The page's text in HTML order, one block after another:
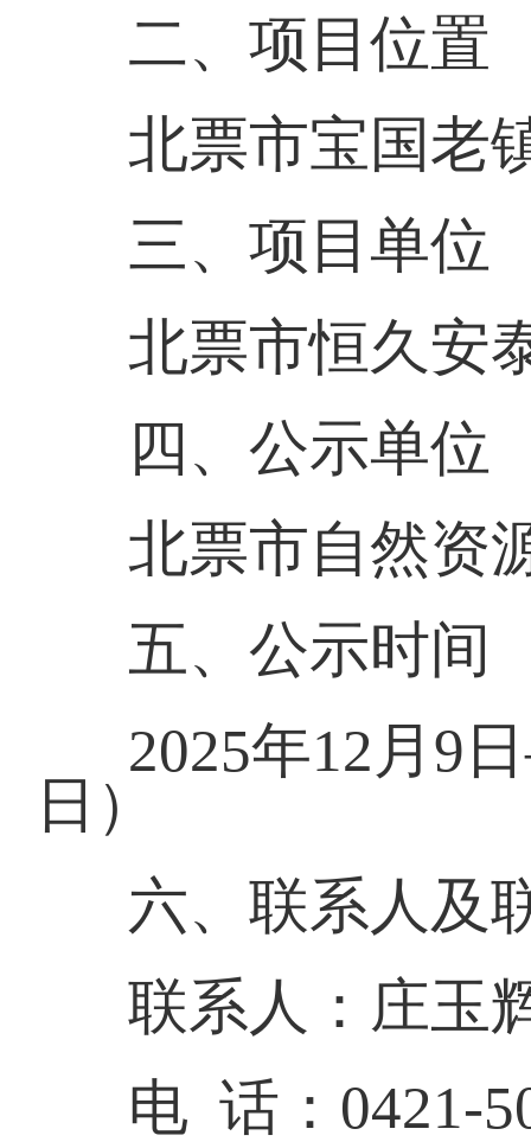
二、项目位置
北票市宝国老
三、项目单位
北票市恒久安
四、公示单位
北票市自然资
五、公示时间
2025年12月9
日）
六、联系人及
联系人：庄玉
电 话：0421-